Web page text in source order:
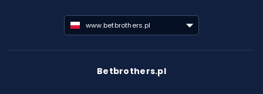
www.betbrothers.pl
Betbrothers.pl